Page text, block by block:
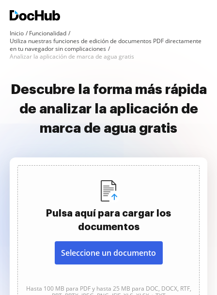
Inicio
Funcionalidad
Utiliza nuestras funciones de edición de documentos PDF directamente
en tu navegador sin complicaciones
Analizar la aplicación de marca de agua gratis
Descubre la forma más rápida
de analizar la aplicación de
marca de agua gratis
Pulsa aquí para cargar los
documentos
Seleccione un documento
Hasta 100 MB para PDF y hasta 25 MB para DOC, DOCX, RTF,